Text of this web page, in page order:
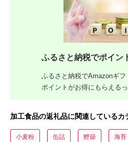
ふるさと納税でポイン
ふるさと納税でAmazonギフ
ポイントがお得にもらえる
加工食品の返礼品に関連しているカ
小麦粉 缶詰 鰹節 海苔